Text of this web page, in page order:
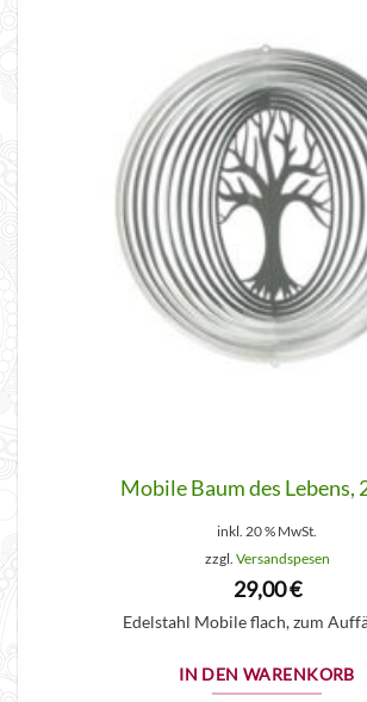
Mobile Baum des Lebens,
inkl. 20 % MwSt.
zzgl. Versandspesen
29,00€
Edelstahl Mobile flach, zum
IN DEN WARENKORB